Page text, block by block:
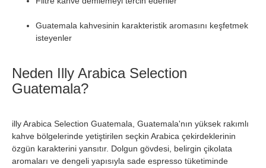
Guatemala kahvesinin karakteristik aromasını keşfetmek
isteyenler
Neden Illy Arabica Selection
Guatemala?
illy Arabica Selection Guatemala, Guatemala'nın yüksek rakımlı
kahve bölgelerinde yetiştirilen seçkin Arabica çekirdeklerinin
özgün karakterini yansıtır. Dolgun gövdesi, belirgin çikolata
aromaları ve dengeli yapısıyla sade espresso tüketiminde